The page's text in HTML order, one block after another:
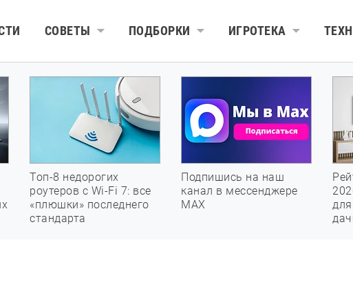
СОВЕТЫ ПОДБОРКИ ИГРОТЕКА
Топ-8 недорогих
роутеров с Wi-Fi 7: все
«плюшки» последнего
стандарта
Подпишись на наш
канал в мессенджере
МАХ